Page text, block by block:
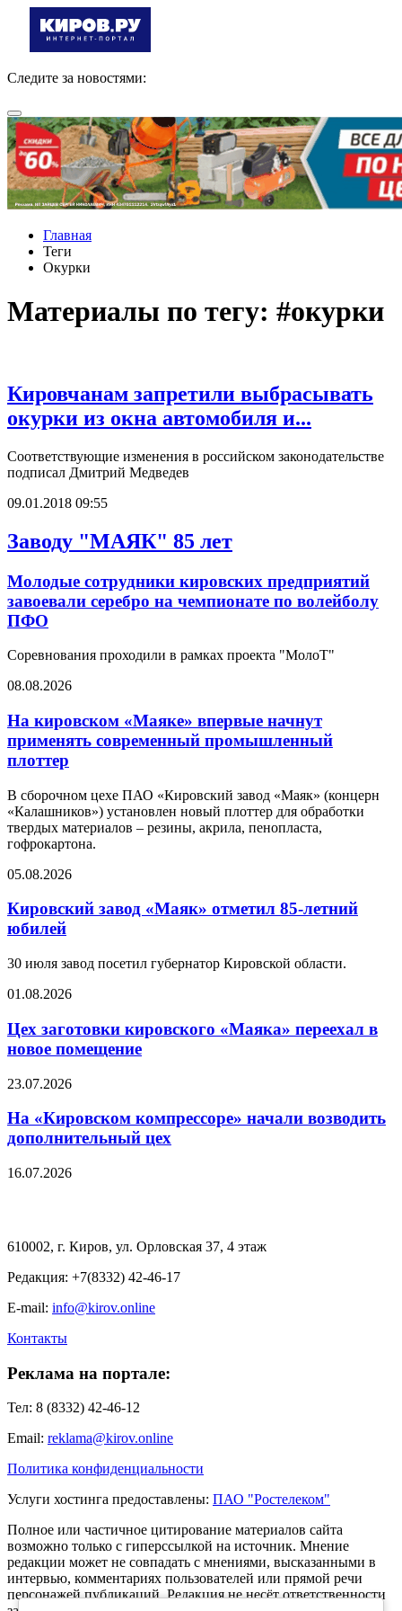
Следите за новостями:
Главная
Теги
Окурки
Материалы по тегу: #окурки
Кировчанам запретили выбрасывать
окурки из окна автомобиля и...
Соответствующие изменения в российском законодательстве
подписал Дмитрий Медведев
09.01.2018 09:55
Заводу "МАЯК" 85 лет
Молодые сотрудники кировских предприятий
завоевали серебро на чемпионате по волейболу
ПФО
Соревнования проходили в рамках проекта "МолоТ"
08.08.2026
На кировском «Маяке» впервые начнут
применять современный промышленный
плоттер
В сборочном цехе ПАО «Кировский завод «Маяк» (концерн
«Калашников») установлен новый плоттер для обработки
твердых материалов – резины, акрила, пенопласта,
гофрокартона.
05.08.2026
Кировский завод «Маяк» отметил 85-летний
юбилей
30 июля завод посетил губернатор Кировской области.
01.08.2026
Цех заготовки кировского «Маяка» переехал в
новое помещение
23.07.2026
На «Кировском компрессоре» начали возводить
дополнительный цех
16.07.2026
610002, г. Киров, ул. Орловская 37, 4 этаж
Редакция: +7(8332) 42-46-17
E-mail: info@kirov.online
Контакты
Реклама на портале:
Тел: 8 (8332) 42-46-12
Email: reklama@kirov.online
Политика конфиденциальности
Услуги хостинга предоставлены: ПАО "Ростелеком"
Полное или частичное цитирование материалов сайта
возможно только с гиперссылкой на источник. Мнение
редакции может не совпадать с мнениями, высказанными в
интервью, комментариях пользователей или прямой речи
персонажей публикаций. Редакция не несёт ответственности